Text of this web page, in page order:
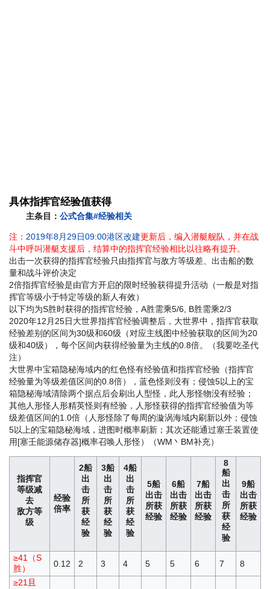
具体指挥官经验值获得
主条目： 公式合集#经验相关
注： 2019年8月29日09:00港区改建更新后，编入潜艇舰队，并在战
斗中呼叫潜艇支援后，结算中的指挥官经验相比以往略有提升。
出击一次获得的指挥官经验只由指挥官与敌方等级差、出击船的数
量和战斗评价决定
2倍指挥官经验是由官方开启的限时经验获得提升活动（一般是对指
挥官等级小于特定等级的新人有效）
以下均为S胜时获得的指挥官经验，A胜需乘5/6, B胜需乘2/3
2020年12月25日大世界指挥官经验调整后，大世界中，指挥官获取
经验差别的区间为30级和60级（对应主线图中经验获取的区间为20
级和40级），每个区间内获得经验量为主线的0.8倍。（我要吃圣代
注）
大世界中宝箱隐秘海域内的红色怪有经验值和指挥官经验（指挥官
经验量为等级差值区间的0.8倍），蓝色怪则没有；侵蚀5以上的宝
箱隐秘海域清除两个据点后会刷出人型怪，此人形怪物没有经验；
其他人形怪人形精英怪则有经验，人形怪获得的指挥官经验值为等
级差值区间的1.0倍（人形怪除了每周的漩涡海域内刷新以外；侵蚀
5以上的宝箱隐秘海域，进图时概率刷新；其次还能通过塞壬装置使
用[塞壬能源储存器]概率召唤人形怪）（WM丶BM补充）
指挥官
等级减
去
敌方等
级
经验
倍率
2船
出
击
所
获
经
验
3船
出
击
所
获
经
验
4船
出
击
所
获
经
验
5船
出击
所获
经验
6船
出击
所获
经验
7船
出击
所获
经验
8
船
出
击
所
获
经
验
9船
出击
所获
经验
≥41（S
胜）
0.12 2 3 4 5 5 6 7
8
≥21且